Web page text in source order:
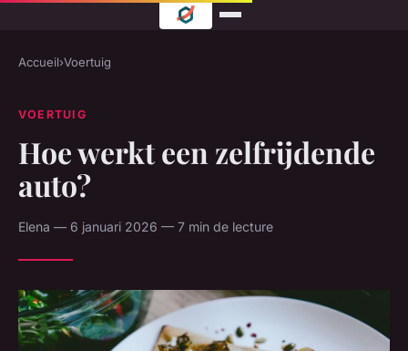
Accueil›Voertuig
VOERTUIG
Hoe werkt een zelfrijdende
auto?
Elena — 6 januari 2026 — 7 min de lecture